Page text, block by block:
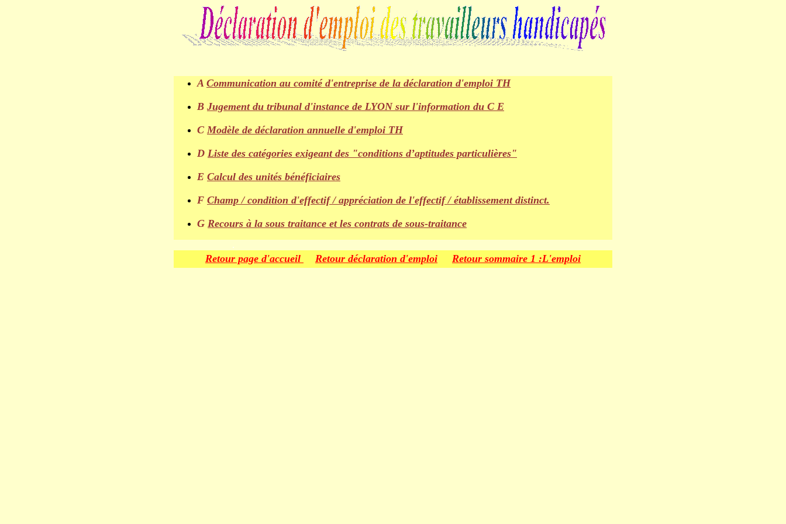
A Communication au comité d'entreprise de la déclaration d'emploi TH
B Jugement du tribunal d'instance de LYON sur l'information du C E
CModèle de déclaration annuelle d'emploi TH
D Liste des catégories exigeant des "conditions d’aptitudes particulières"
E Calcul des unités bénéficiaires
F Champ / condition d'effectif / appréciation de l'effectif / établissement distinct.
G Recours à la sous traitance et les contrats de sous-traitance
.
Retour page d'accueil Retour déclaration d'emploi Retour sommaire 1 :L'emploi